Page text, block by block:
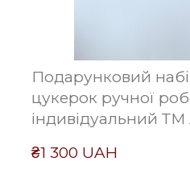
Подарунковий
цукерок ручної
індивідуальний
₴1 300 UAH